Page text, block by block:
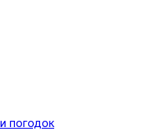
погодок